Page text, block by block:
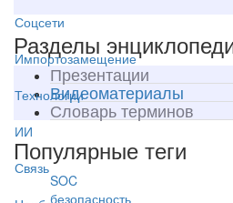
Соцсети
Импортозамещение
Технологии
ИИ
Связь
Разделы
Презентации
Видеоматериалы
Словарь терминов
Популярные теги
SOC
безопасность